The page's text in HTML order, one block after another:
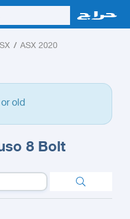
/ ASX 2020
old
8 Bolt